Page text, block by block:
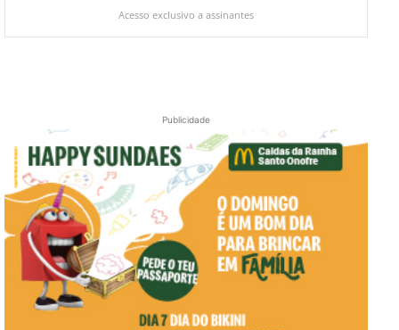
Acesso exclusivo a assinantes
Publicidade